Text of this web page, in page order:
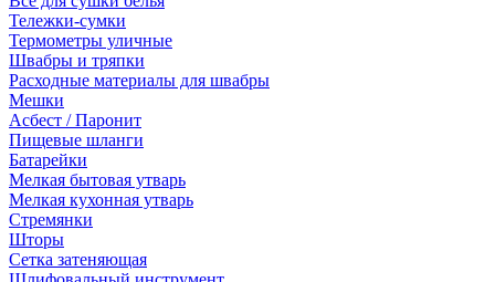
Тележки-сумки
Термометры уличные
Швабры и тряпки
Расходные материалы для швабры
Мешки
Асбест / Паронит
Пищевые шланги
Батарейки
Мелкая бытовая утварь
Мелкая кухонная утварь
Стремянки
Шторы
Сетка затеняющая